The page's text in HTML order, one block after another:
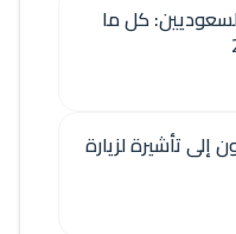
كل ما
تأشيرة لزيارة